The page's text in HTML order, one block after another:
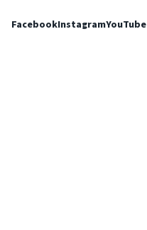
FacebookInstagramYouTube